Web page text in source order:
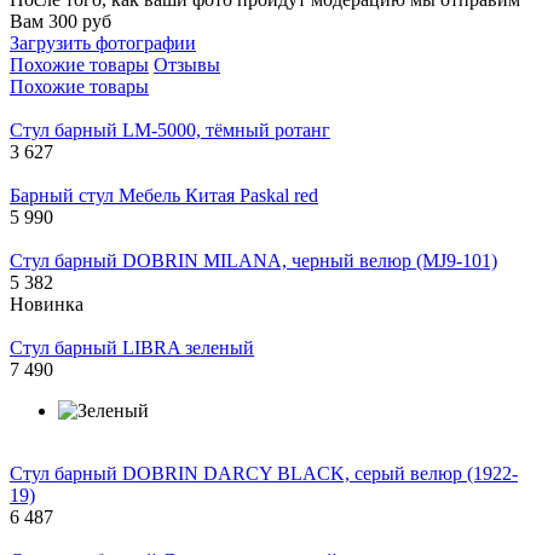
Вам 300 руб
Загрузить фотографии
Похожие товары Отзывы
Похожие товары
Стул барный LM-5000, тёмный ротанг
3 627
Барный стул Мебель Китая Paskal red
5 990
Стул барный DOBRIN MILANA, черный велюр (MJ9-101)
5 382
Новинка
Стул барный LIBRA зеленый
7 490
Стул барный DOBRIN DARCY BLACK, серый велюр (1922-
19)
6 487